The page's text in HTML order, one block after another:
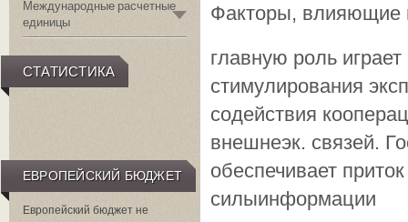
Международные расчетные
единицы
СТАТИСТИКА
ЕВРОПЕЙСКИЙ БЮДЖЕТ
Европейский бюджет не
Факторы, влияющие
главную роль
стимулирования
содействия
внешнеэк. связей.
обеспечивает
силыинформации